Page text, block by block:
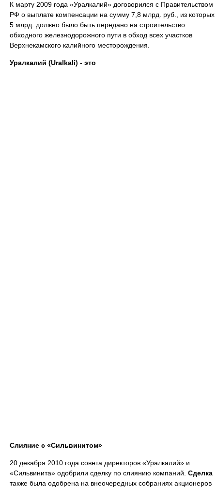
К марту 2009 года «Уралкалий» договорился с Правительством
РФ о выплате компенсации на сумму 7,8 млрд. руб., из которых
5 млрд. должно было быть передано на строительство
обходного железнодорожного пути в обход всех участков
Верхнекамского калийного месторождения.
Уралкалий (Uralkali) - это
Слияние с «Сильвинитом»
20 декабря 2010 года совета директоров «Уралкалий» и
«Сильвинита» одобрили сделку по слиянию компаний. Сделка
также была одобрена на внеочередных собраниях акционеров